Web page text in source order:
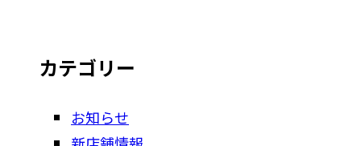
カテゴリー
お知らせ